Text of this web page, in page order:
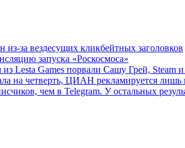
за вездесущих кликбейтных заголовков
запуска «Роскосмоса»
Lesta Games порвали Сашу Грей, Steam
на четверть, ЦИАН рекламируется лишь
чем в Telegram. У остальных